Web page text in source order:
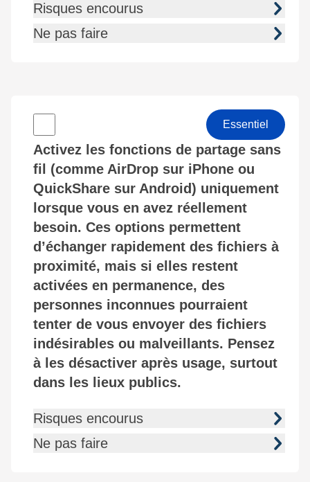
Risques encourus
Ne pas faire
Essentiel
Activez les fonctions de partage sans
fil (comme AirDrop sur iPhone ou
QuickShare sur Android) uniquement
lorsque vous en avez réellement
besoin. Ces options permettent
d’échanger rapidement des fichiers à
proximité, mais si elles restent
activées en permanence, des
personnes inconnues pourraient
tenter de vous envoyer des fichiers
indésirables ou malveillants. Pensez
à les désactiver après usage, surtout
dans les lieux publics.
Risques encourus
Ne pas faire